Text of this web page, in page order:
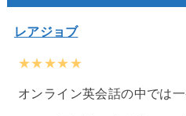
レアジョブ
★★★★★
オンライン英会話の中では